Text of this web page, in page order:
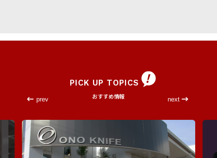
PICK UP TOPICS
おすすめ情報
prev next